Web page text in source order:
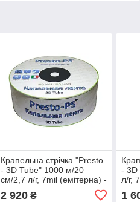
Крапельна стрічка "Presto
- 3D Tube" 1000 м/20
см/2,7 л/г, 7mil (емітерна) -
2 920₴
- 3D
л/г,
1